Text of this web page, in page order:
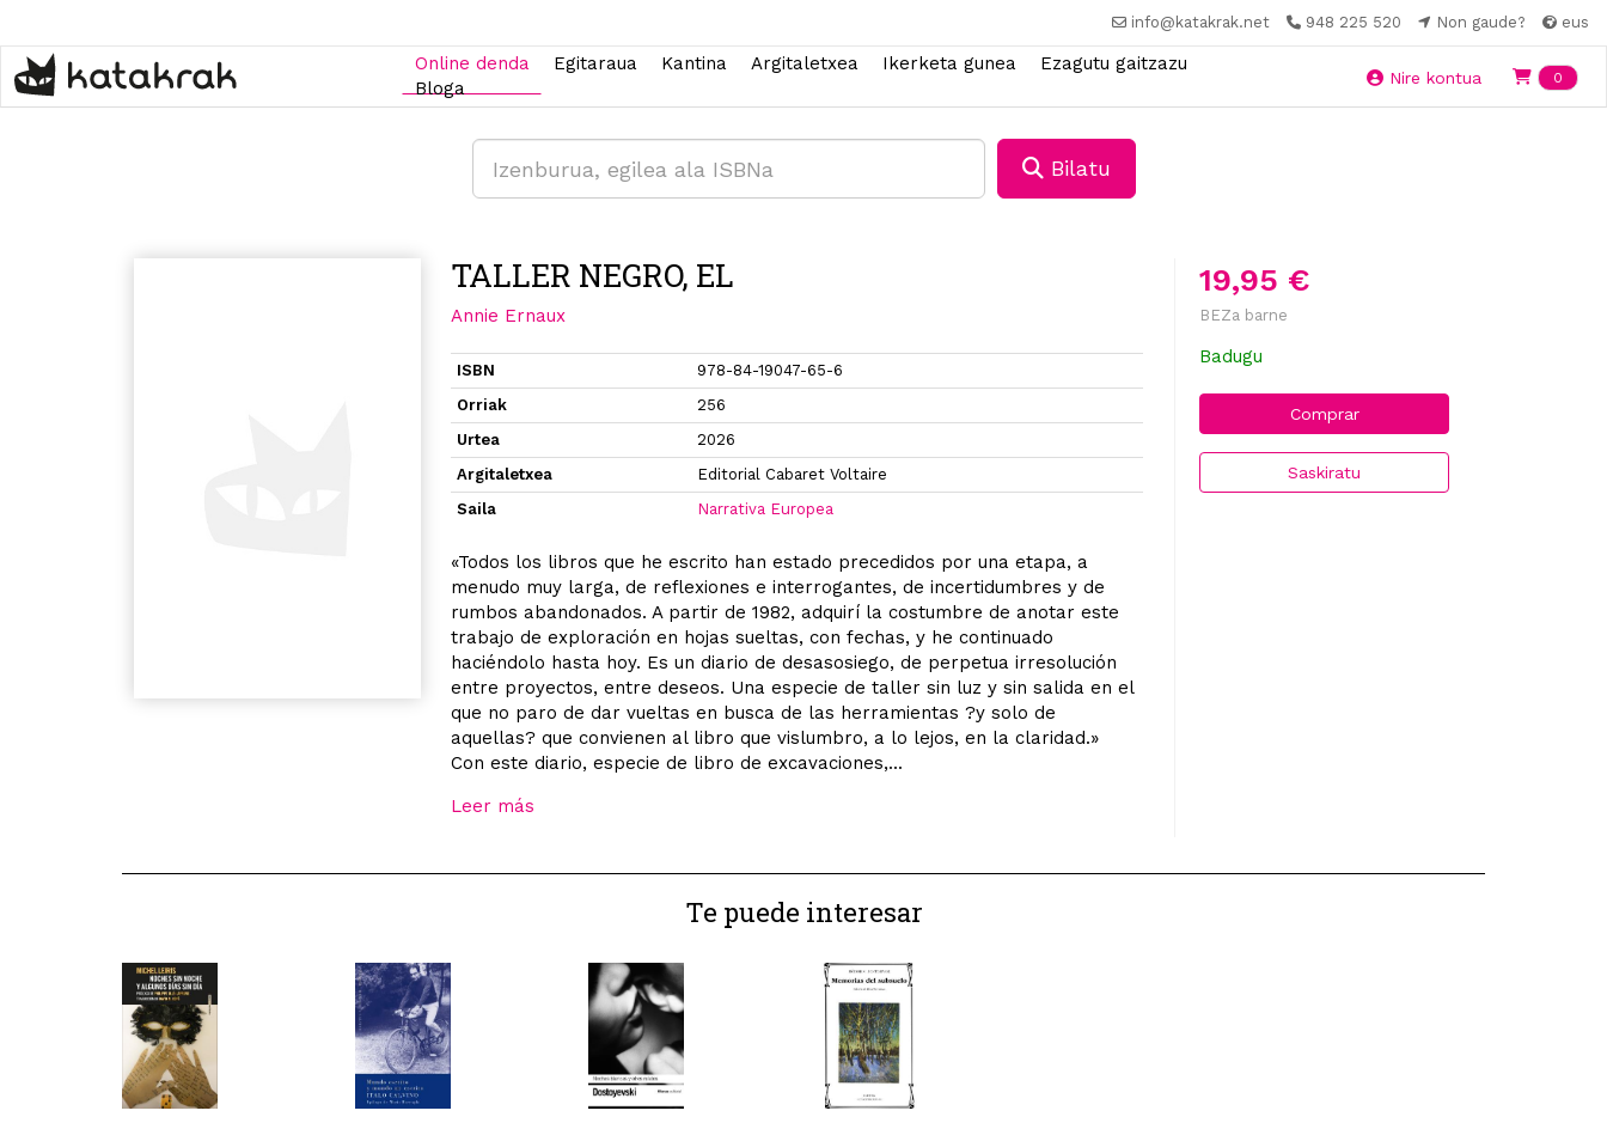
main
content
info@katakrak.net 948 225 520 Non gaude? eus
Online denda Egitaraua Kantina Argitaletxea Ikerketa gunea
Ezagutu gaitzazu
Bloga
Nire kontua 0
Bilatu
19,95 €
BEZa barne
Badugu
Comprar
Saskiratu
TALLER NEGRO, EL
Annie Ernaux
ISBN
978-84-19047-65-6
Orriak
256
Urtea
2026
Argitaletxea
Editorial Cabaret Voltaire
Saila
Narrativa Europea
«Todos los libros que he escrito han estado precedidos por una etapa, a
menudo muy larga, de reflexiones e interrogantes, de incertidumbres y de
rumbos abandonados. A partir de 1982, adquirí la costumbre de anotar este
trabajo de exploración en hojas sueltas, con fechas, y he continuado
haciéndolo hasta hoy. Es un diario de desasosiego, de perpetua irresolución
entre proyectos, entre deseos. Una especie de taller sin luz y sin salida en el
que no paro de dar vueltas en busca de las herramientas ?y solo de
aquellas? que convienen al libro que vislumbro, a lo lejos, en la claridad.»
Con este diario, especie de libro de excavaciones,...
Leer más
Te puede interesar